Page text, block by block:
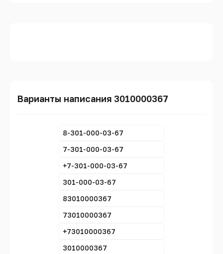
Варианты написания 3010000367
8-301-000-03-67
7-301-000-03-67
+7-301-000-03-67
301-000-03-67
83010000367
73010000367
+73010000367
3010000367